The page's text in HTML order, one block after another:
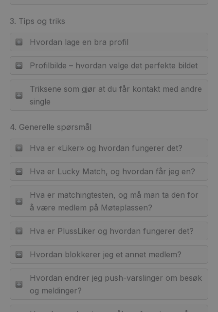
3. Tips og triks
Hvordan lage en bra profil
Profilbilde – hvordan velge det perfekte bildet
Triksene som gjør at du får kontakt med andre
single
4. Generelle spørsmål
Hva er «Liker» og hvordan fungerer det?
Hva er Lucky Match, og hvordan får jeg en?
Hva er matchingtesten, og må man ta den for
å være medlem på Møteplassen?
Hva er PlussLiker og hvordan fungerer det?
Hvordan blokkerer jeg et annet medlem?
Hvordan endrer jeg push-varslinger om besøk
og meldinger?